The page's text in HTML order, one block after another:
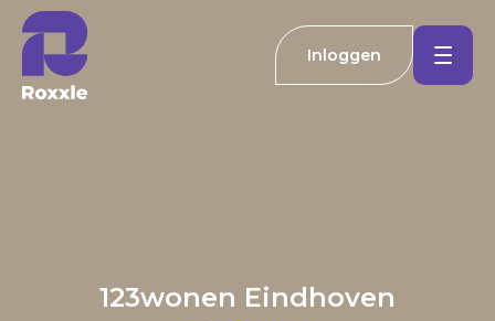
Nieuwbouw
Inloggen
123wonen Eindhoven